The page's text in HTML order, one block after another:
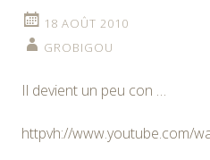
18 AOÛT 2010
GROBIGOU
Il devient un peu con …
httpvh://www.youtube.com/